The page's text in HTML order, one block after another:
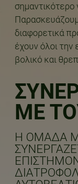
σημαντικότερο
διαφορετικά
έχουν όλοι την
βολικό και
ΜΕ
Η ΟΜΆΔΑ